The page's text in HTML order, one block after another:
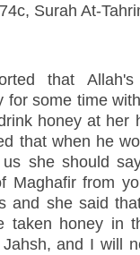
Surah At-
that Allah's
for some time
honey at her
that when he
she should
Maghafir from
and she said
taken honey in
and I will